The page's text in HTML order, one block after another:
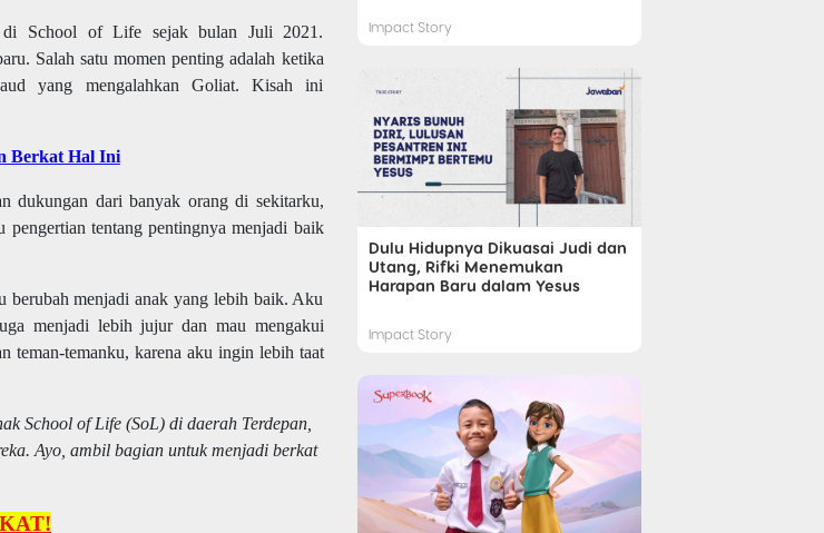
di School of Life sejak bulan Juli 2021.
Salah satu momen penting adalah ketika
yang mengalahkan Goliat. Kisah ini
Berkat Hal Ini
dukungan dari banyak orang di sekitarku,
tentang pentingnya menjadi baik
berubah menjadi anak yang lebih baik. Aku
menjadi lebih jujur dan mau mengakui
teman-temanku, karena aku ingin lebih taat
School of Life (SoL) di daerah Terdepan,
Ayo, ambil bagian untuk menjadi berkat
Impact Story
Dulu Hidupnya Dikuasai Judi dan
Utang, Rifki Menemukan
Harapan Baru dalam Yesus
Impact Story